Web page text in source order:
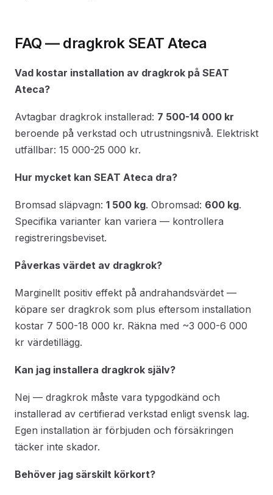
FAQ — dragkrok SEAT Ateca
Vad kostar installation av dragkrok på SEAT
Ateca?
Avtagbar dragkrok installerad: 7 500-14 000 kr
beroende på verkstad och utrustningsnivå. Elektriskt
utfällbar: 15 000-25 000 kr.
Hur mycket kan SEAT Ateca dra?
Bromsad släpvagn: 1 500 kg. Obromsad: 600 kg.
Specifika varianter kan variera — kontrollera
registreringsbeviset.
Påverkas värdet av dragkrok?
Marginellt positiv effekt på andrahandsvärdet —
köpare ser dragkrok som plus eftersom installation
kostar 7 500-18 000 kr. Räkna med ~3 000-6 000
kr värdetillägg.
Kan jag installera dragkrok själv?
Nej — dragkrok måste vara typgodkänd och
installerad av certifierad verkstad enligt svensk lag.
Egen installation är förbjuden och försäkringen
täcker inte skador.
Behöver jag särskilt körkort?